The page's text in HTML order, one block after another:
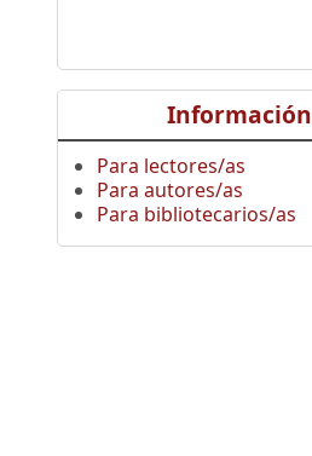
Información
Para lectores/as
Para autores/as
Para bibliotecarios/as